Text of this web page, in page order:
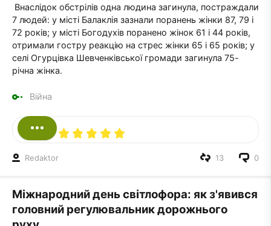
Внаслідок обстрілів одна людина загинула, постраждали
7 людей: у місті Балаклія зазнали поранень жінки 87, 79 і
72 років; у місті Богодухів поранено жінок 61 і 44 років,
отримали гостру реакцію на стрес жінки 65 і 65 років; у
селі Огурцівка Шевченківської громади загинула 75-
річна жінка.
Війна
Redaktor 0
13
Міжнародний день світлофора: як з'явився
головний регулювальник дорожнього